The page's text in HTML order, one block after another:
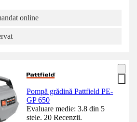
online
Pompă grădină Pattfield PE-
GP 650
Evaluare medie: 3.8 din 5
stele. 20 Recenzii.